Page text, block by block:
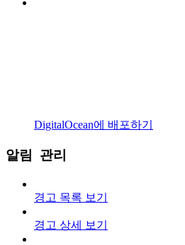
DigitalOcean에 배포하기
알림 관리
경고 목록 보기
경고 상세 보기